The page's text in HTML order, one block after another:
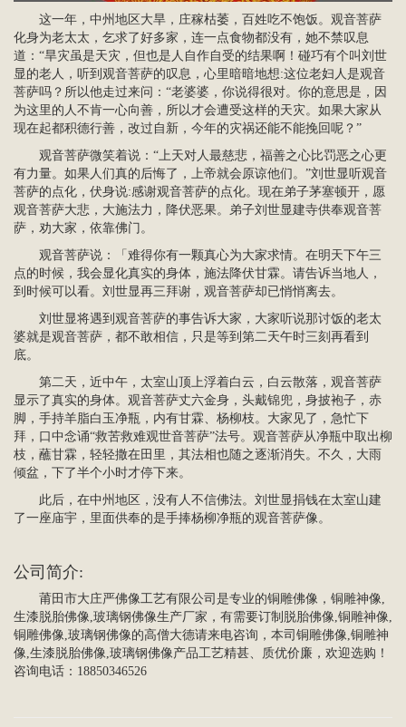
这一年，中州地区大旱，庄稼枯萎，百姓吃不饱饭。观音菩萨
化身为老太太，乞求了好多家，连一点食物都没有，她不禁叹息
道：“旱灾虽是天灾，但也是人自作自受的结果啊！碰巧有个叫刘世
显的老人，听到观音菩萨的叹息，心里暗暗地想:这位老妇人是观音
菩萨吗？所以他走过来问：“老婆婆，你说得很对。你的意思是，因
为这里的人不肯一心向善，所以才会遭受这样的天灾。如果大家从
现在起都积德行善，改过自新，今年的灾祸还能不能挽回呢？”
观音菩萨微笑着说：“上天对人最慈悲，福善之心比罚恶之心更
有力量。如果人们真的后悔了，上帝就会原谅他们。”刘世显听观音
菩萨的点化，伏身说:感谢观音菩萨的点化。现在弟子茅塞顿开，愿
观音菩萨大悲，大施法力，降伏恶果。弟子刘世显建寺供奉观音菩
萨，劝大家，依靠佛门。
观音菩萨说：「难得你有一颗真心为大家求情。在明天下午三
点的时候，我会显化真实的身体，施法降伏甘霖。请告诉当地人，
到时候可以看。刘世显再三拜谢，观音菩萨却已悄悄离去。
刘世显将遇到观音菩萨的事告诉大家，大家听说那讨饭的老太
婆就是观音菩萨，都不敢相信，只是等到第二天午时三刻再看到
底。
第二天，近中午，太室山顶上浮着白云，白云散落，观音菩萨
显示了真实的身体。观音菩萨丈六金身，头戴锦兜，身披袍子，赤
脚，手持羊脂白玉净瓶，内有甘霖、杨柳枝。大家见了，急忙下
拜，口中念诵“救苦救难观世音菩萨”法号。观音菩萨从净瓶中取出柳
枝，蘸甘霖，轻轻撒在田里，其法相也随之逐渐消失。不久，大雨
倾盆，下了半个小时才停下来。
此后，在中州地区，没有人不信佛法。刘世显捐钱在太室山建
了一座庙宇，里面供奉的是手捧杨柳净瓶的观音菩萨像。
公司简介:
莆田市大庄严佛像工艺有限公司是专业的铜雕佛像 ， 铜雕神像,
生漆脱胎佛像,玻璃钢佛像生产厂家，有需要订制脱胎佛像,铜雕神像,
铜雕佛像,玻璃钢佛像的高僧大德请来电咨询，本司铜雕佛像,铜雕神
像,生漆脱胎佛像,玻璃钢佛像产品工艺精甚、质优价廉，欢迎选购！
咨询电话：18850346526